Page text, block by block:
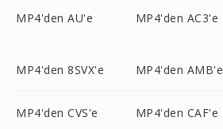
MP4'den AU'e MP4'den AC3'e
MP4'den 8SVX'e MP4'den AMB'e
MP4'den CVS'e MP4'den CAF'e